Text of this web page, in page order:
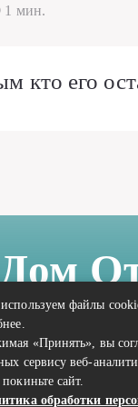
1 мин.
кто его
файлы
«Принять», вы
сервису веб-
сайт.
обработки